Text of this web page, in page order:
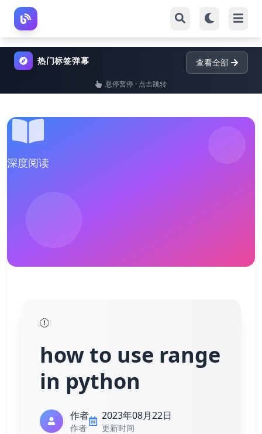
热门标签弹幕 查看全部
悬停暂停 · 点击跳转
深度阅读
how to use range
in python
作者
作者
2023年08月22日
更新时间